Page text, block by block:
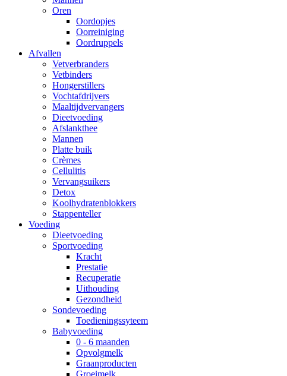
Oren
Oordopjes
Oorreiniging
Oordruppels
Afvallen
Vetverbranders
Vetbinders
Hongerstillers
Vochtafdrijvers
Maaltijdvervangers
Dieetvoeding
Afslankthee
Mannen
Platte buik
Crèmes
Cellulitis
Vervangsuikers
Detox
Koolhydratenblokkers
Stappenteller
Voeding
Dieetvoeding
Sportvoeding
Kracht
Prestatie
Recuperatie
Uithouding
Gezondheid
Sondevoeding
Toedieningssyteem
Babyvoeding
0 - 6 maanden
Opvolgmelk
Graanproducten
Groeimelk